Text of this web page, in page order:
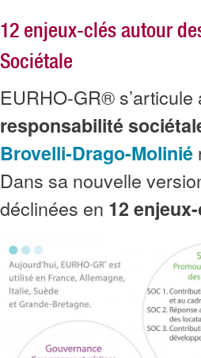
12 enjeux-clés autour
Sociétale
EURHO-GR® s’articule
responsabilité
Brovelli-Drago-Molinié
Dans sa nouvelle
déclinées en 12